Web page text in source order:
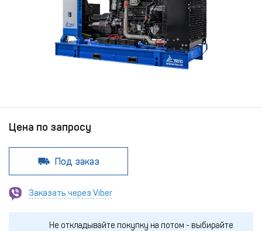
Цена по запросу
Под заказ
Заказать через Viber
Не откладывайте покупку на потом - выбирайте